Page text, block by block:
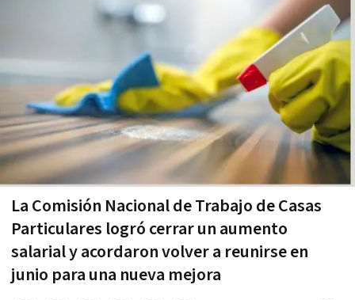
La Comisión Nacional de Trabajo de Casas
Particulares logró cerrar un aumento
salarial y acordaron volver a reunirse en
junio para una nueva mejora